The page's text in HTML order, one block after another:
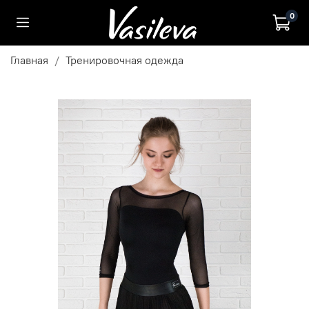
0
Главная Тренировочная одежда